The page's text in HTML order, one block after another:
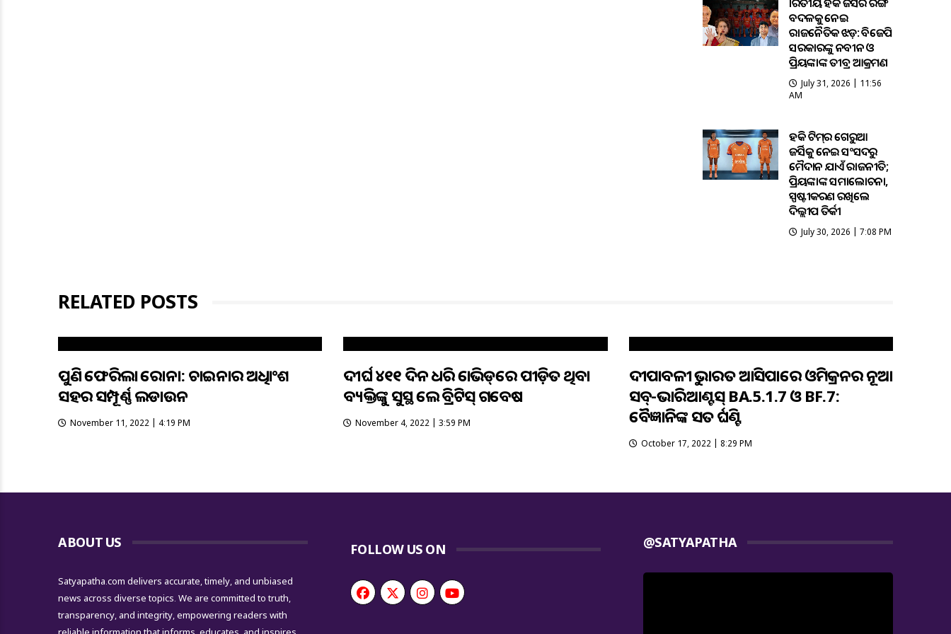
ବଦଳକୁ ନେଇ
ରାଜନୈତିକ ଝଡ଼: ବିଜେପି
ସରକାରଙ୍କୁ ନବୀନ ଓ
ପ୍ରିୟଙ୍କାଙ୍କ ତୀବ୍ର ଆକ୍ରମଣ
July 31, 2026 | 11:56
AM
ହକି ଟିମ୍‌ର ଗେରୁଆ
ଜର୍ସିକୁ ନେଇ ସଂସଦରୁ
ମୈଦାନ ଯାଏଁ ରାଜନୀତି;
ପ୍ରିୟଙ୍କାଙ୍କ ସମାଲୋଚନା,
ସ୍ପଷ୍ଟୀକରଣ ରଖିଲେ
ଦିଲ୍ଲୀପ ତିର୍କୀ
July 30, 2026 | 7:08 PM
RELATED POSTS
ପୁଣି ଫେରିଲା କରୋନା: ଚାଇନାର ଅଧିକାଂଶ
ସହର ସମ୍ପୂର୍ଣ୍ଣ ଲକଡାଉନ
November 11, 2022 | 4:19 PM
ଦୀର୍ଘ ୪୧୧ ଦିନ ଧରି କୋଭିଡ୍‌ରେ ପୀଡ଼ିତ ଥିବା
ବ୍ୟକ୍ତିଙ୍କୁ ସୁସ୍ଥ କଲେ ବ୍ରିଟିସ୍‌ ଗବେଷକ
November 4, 2022 | 3:59 PM
ଦୀପାବଳୀକୁ ଭାରତ ଆସିପାରେ ଓମିକ୍ରନର ନୂଆ
ସବ୍-ଭାରିଆଣ୍ଟସ୍ BA.5.1.7 ଓ BF.7:
ବୈଜ୍ଞାନିକଙ୍କ ସତର୍କ ଘଣ୍ଟି
October 17, 2022 | 8:29 PM
ABOUT US
Satyapatha.com delivers accurate, timely, and unbiased
news across diverse topics. We are committed to truth,
transparency, and integrity, empowering readers with
FOLLOW US ON @SATYAPATHA